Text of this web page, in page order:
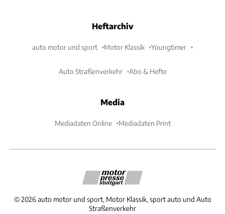
Heftarchiv
auto motor und sport Motor Klassik Youngtimer
Auto Straßenverkehr Abo & Hefte
Media
Mediadaten Online Mediadaten Print
©2026 auto motor und sport, Motor Klassik, sport auto und Auto
Straßenverkehr